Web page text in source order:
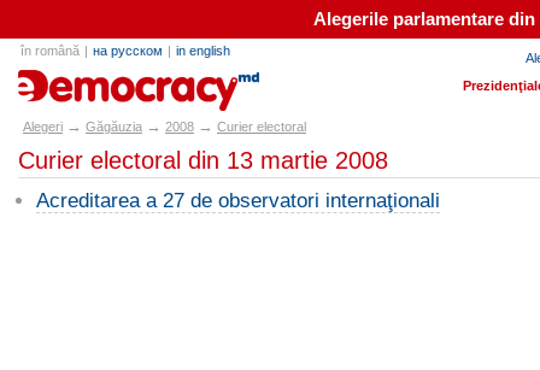
Alegerile parlamentare
în română | на русском | in english
alegeri.md
Alegeri → Găgăuzia → 2008 → Curier electoral
Curier electoral din 13 martie 2008
Acreditarea a 27 de observatori internaţionali